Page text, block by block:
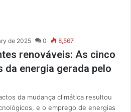
de 2025 0 8,567
renováveis: As cinco
da energia gerada pelo
da mudança climática resultou
e o emprego de energias